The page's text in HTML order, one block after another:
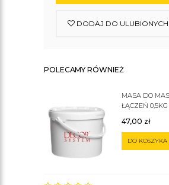
DODAJ DO ULUBIONYCH
POLECAMY RÓWNIEŻ
MASA DO
ŁĄCZEŃ 0,5KG
47,00 zł
DO KOSZYKA